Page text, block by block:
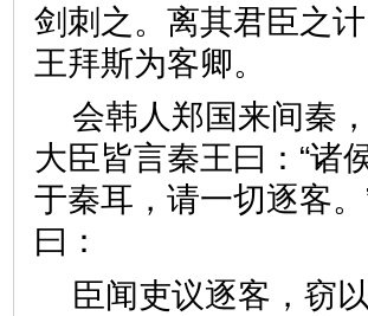
剑刺之。离其君臣之
王拜斯为客卿。
会韩人郑国来间秦
大臣皆言秦王曰：“诸
于秦耳，请一切逐客
曰：
臣闻吏议逐客，窃